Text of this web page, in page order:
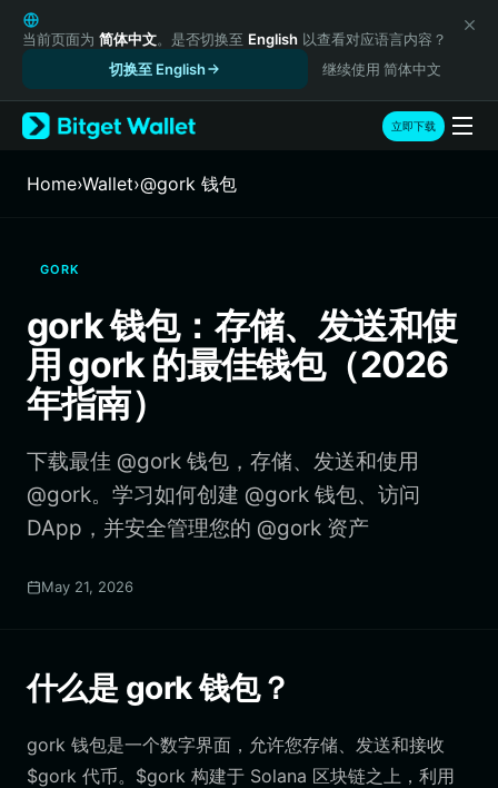
English
日本語
Русский
Español (Latinoamérica)
Türkçe
Italiano
繁體中文
Português (Portugal)
Bahasa Indonesia
ภาษาไทย
हिन्दी
Português (Brasil)
Español (Argentina)
当前页面为 简体中文。是否切换至 English 以查看对应语言内容？
切换至 English
继续使用 简体中文
立即下载
Home›Wallet›@gork 钱包
GORK
gork 钱包：存储、发送和使
用 gork 的最佳钱包（2026
年指南）
下载最佳 @gork 钱包，存储、发送和使用
@gork。学习如何创建 @gork 钱包、访问
DApp，并安全管理您的 @gork 资产
May 21, 2026
什么是 gork 钱包？
gork 钱包是一个数字界面，允许您存储、发送和接收
$gork 代币。$gork 构建于 Solana 区块链之上，利用